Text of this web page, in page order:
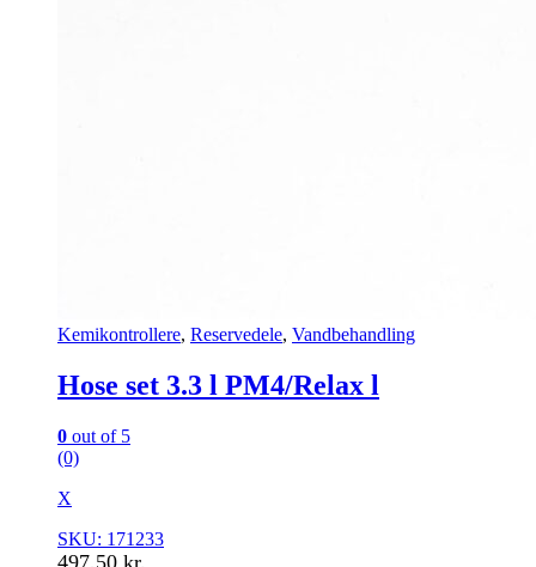
Kemikontrollere, Reservedele, Vandbehandling
Hose set 3.3 l PM4/Relax l
0 out of 5
(0)
X
SKU: 171233